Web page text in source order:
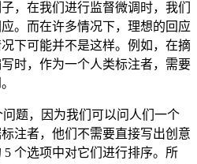
，在我们进行监督微调时，我们
。而在许多情况下，理想的回应
下可能并不是这样。例如，在摘
时，作为一个人类标注者，需要
题，因为我们可以问人们一个
注者，他们不需要直接写出创意
个选项中对它们进行排序。所